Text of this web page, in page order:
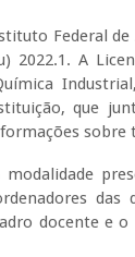
Federal
2022.1. A
que
sobre
das
docente e